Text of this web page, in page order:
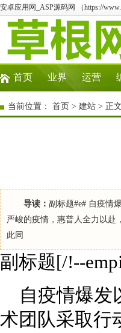
安卓应用网_ASP源码网 （https://
首页 业界 运营
当前位置： 首页 > 建站 > 正文
导读： 副标题#e# 自疫情
严峻的疫情，惠普人全力以赴
此同
副标题[/!--
自疫情爆发
术团队采取行